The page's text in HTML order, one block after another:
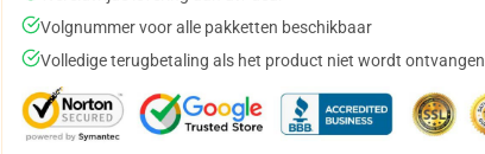
Volgnummer voor alle pakketten beschikbaar
Volledige terugbetaling als het product niet wordt ontvangen